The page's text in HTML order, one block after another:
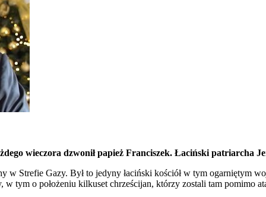
wieczora dzwonił papież Franciszek. Łaciński patriarcha
w Strefie Gazy. Był to jedyny łaciński kościół w tym ogarniętym
tym o położeniu kilkuset chrześcijan, którzy zostali tam pomimo